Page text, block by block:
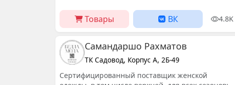
Товары ВК 4.8K
Самандаршо Рахматов
ТК Садовод, Корпус А, 2Б-49
Сертифицированный поставщик женской